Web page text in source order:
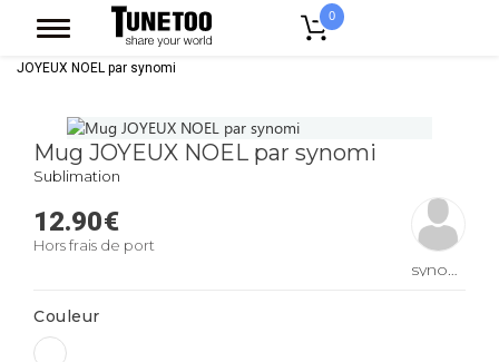
0
Accessoires Casquettes
JOYEUX NOEL par synomi
Mug JOYEUX NOEL par synomi
Sublimation
12.90€
Hors frais de port
synomi
Couleur